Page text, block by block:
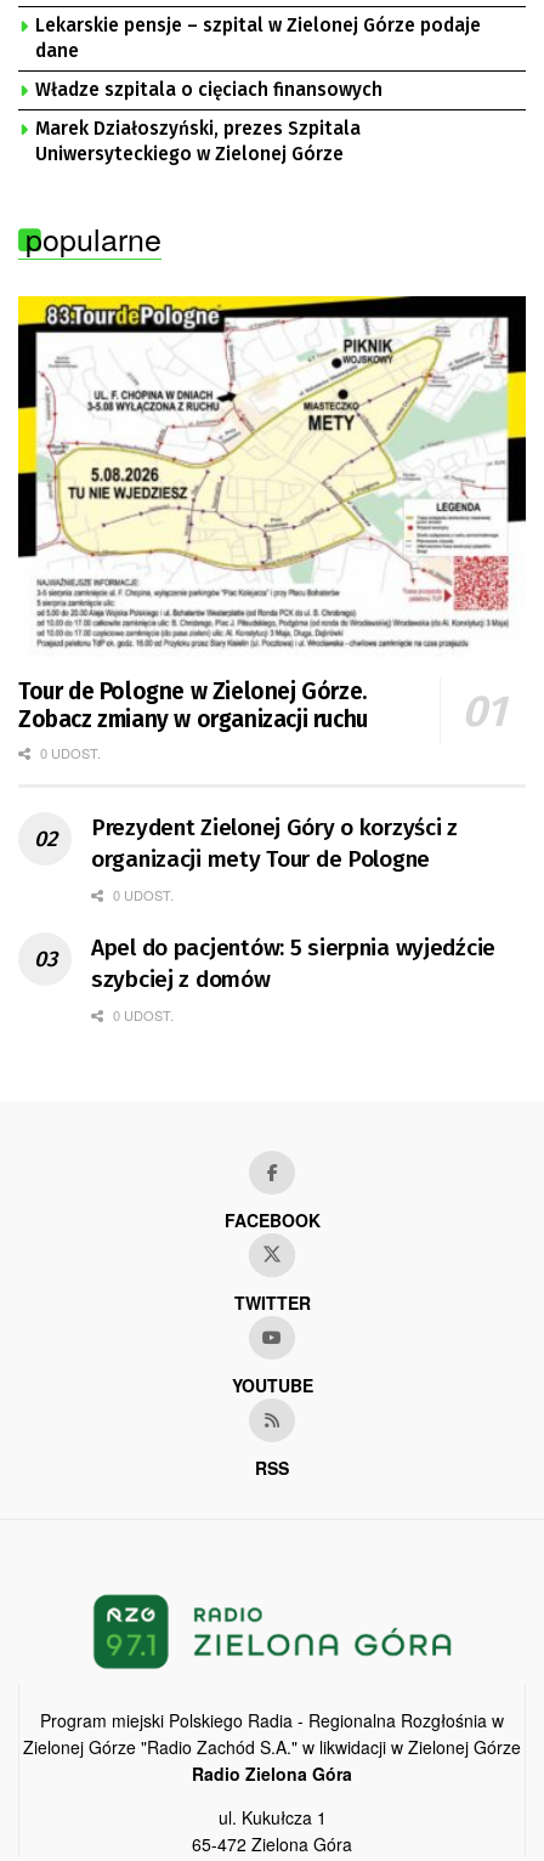
Lekarskie pensje – szpital w Zielonej Górze podaje
dane
Władze szpitala o cięciach finansowych
Marek Działoszyński, prezes Szpitala
Uniwersyteckiego w Zielonej Górze
popularne
Tour de Pologne w Zielonej Górze.
Zobacz zmiany w organizacji ruchu
0 UDOST.
Prezydent Zielonej Góry o korzyści z
organizacji mety Tour de Pologne
0 UDOST.
Apel do pacjentów: 5 sierpnia wyjedźcie
szybciej z domów
0 UDOST.
FACEBOOK
TWITTER
YOUTUBE
RSS
Program miejski Polskiego Radia - Regionalna Rozgłośnia w
Zielonej Górze "Radio Zachód S.A." w likwidacji w Zielonej Górze
Radio Zielona Góra
ul. Kukułcza 1
65-472 Zielona Góra